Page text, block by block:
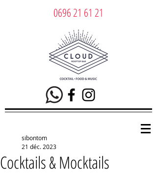
0696 21 61 21
Cocktails & Mocktails
sibontom
21 déc. 2023